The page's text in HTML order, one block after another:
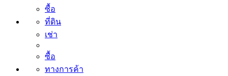
ซื้อ
ที่ดิน
เช่า
ซื้อ
ทางการค้า